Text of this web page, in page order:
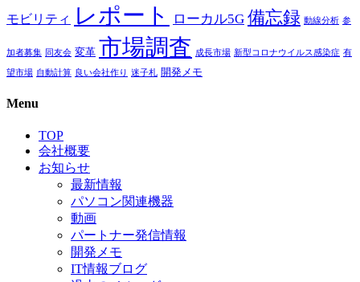
モビリティ レポート ローカル5G 備忘録 動線分析 参
加者募集 同友会 変革 市場調査 成長市場 新型コロナウイルス感染症 有
望市場 自動計算 良い会社作り 迷子札 開発メモ
Menu
TOP
会社概要
お知らせ
最新情報
パソコン関連機器
動画
パートナー発信情報
開発メモ
IT情報ブログ